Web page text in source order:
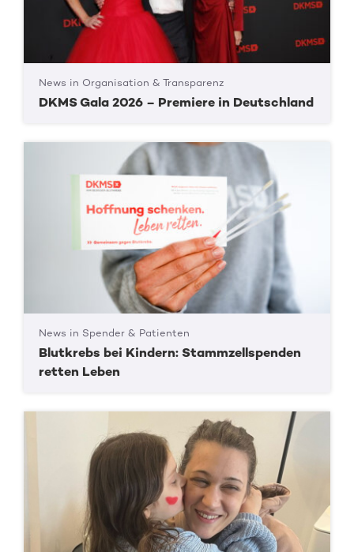
News in Organisation & Transparenz
DKMS Gala 2026 – Premiere in Deutschland
News in Spender & Patienten
Blutkrebs bei Kindern: Stammzellspenden
retten Leben